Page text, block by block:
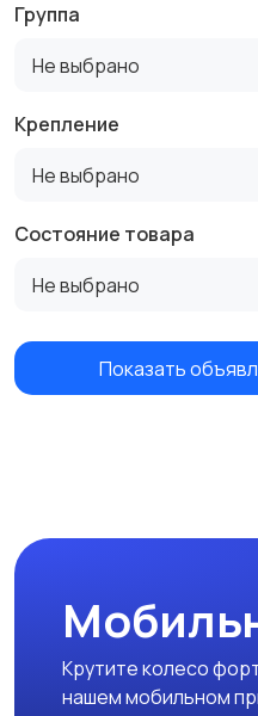
Группа
Не выбрано
Крепление
Не выбрано
Состояние товара
Не выбрано
Показать
Крутите колесо
нашем мобильном